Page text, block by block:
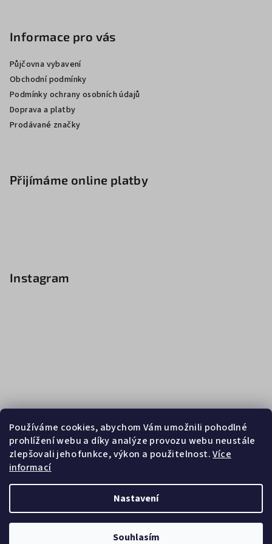
Používáme cookies, abychom Vám umožnili pohodlné
prohlížení webu a díky analýze provozu webu neustále
zlepšovali jeho funkce, výkon a použitelnost.Více
informací
Nastavení
Souhlasím
Informace pro vás
Půjčovna vybavení
Obchodní podmínky
Podmínky ochrany osobních údajů
Doprava a platby
Prodávané značky
Přijímáme online platby
Instagram
Sledovat na Instagramu